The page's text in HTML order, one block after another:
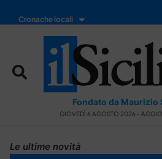
Cronache locali
Fondato da Maurizio
GIOVEDÌ 6 AGOSTO 2026 -
Le ultime novità